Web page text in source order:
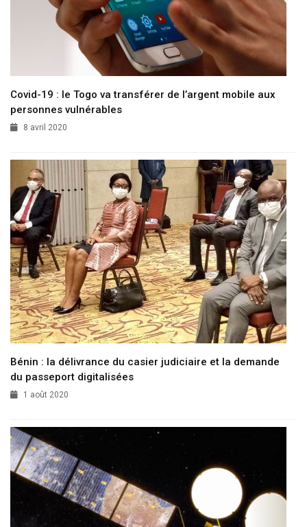
Covid-19 : le Togo va transférer de l’argent mobile aux
personnes vulnérables
8 avril 2020
Bénin : la délivrance du casier judiciaire et la demande
du passeport digitalisées
1 août 2020